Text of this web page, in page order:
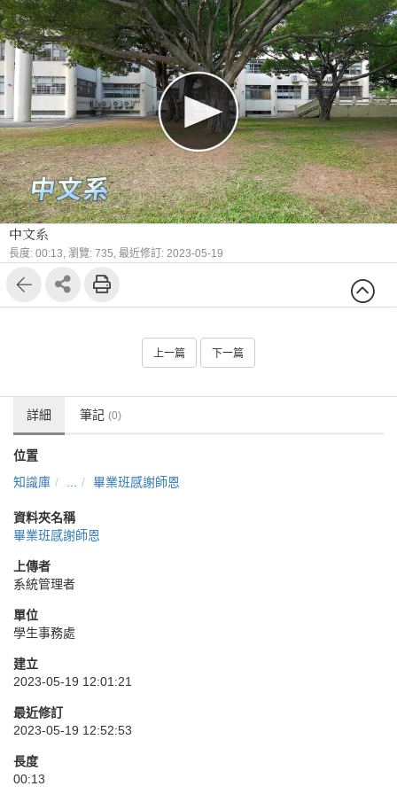
中文系
長度: 00:13, 瀏覽: 735, 最近修訂: 2023-05-19
上一篇 下一篇
詳細 筆記 (0)
位置
知識庫
畢業班感謝師恩
資料夾名稱
畢業班感謝師恩
上傳者
系統管理者
單位
學生事務處
建立
2023-05-19 12:01:21
最近修訂
2023-05-19 12:52:53
長度
00:13